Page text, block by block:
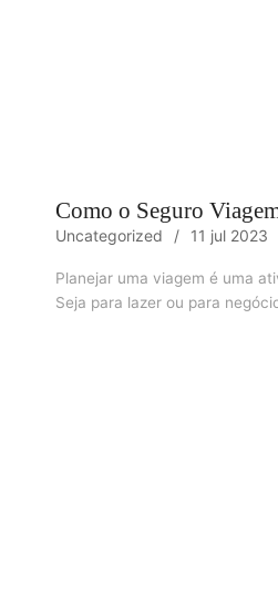
Como o Seguro
Uncategorized 11 jul 2023
Planejar uma viagem é uma
Seja para lazer ou para